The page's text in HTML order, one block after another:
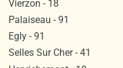
Vierzon - 18
Palaiseau - 91
Egly - 91
Selles Sur Cher - 41